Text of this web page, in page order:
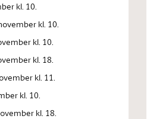
kl. 10.
kl. 10.
kl. 10.
kl. 18.
kl. 11.
kl. 10.
kl. 18.